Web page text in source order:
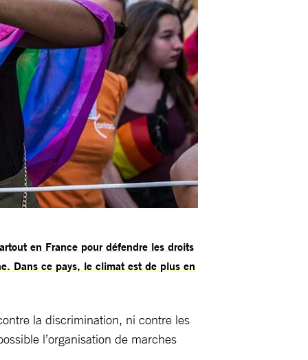
en France pour défendre les droits
Dans ce pays, le climat est de plus en
la discrimination, ni contre les
l’organisation de marches